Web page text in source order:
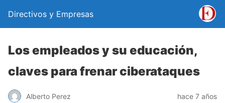
Directivos y Empresas
Los empleados y su educación,
claves para frenar ciberataques
Alberto Perez hace 7 años